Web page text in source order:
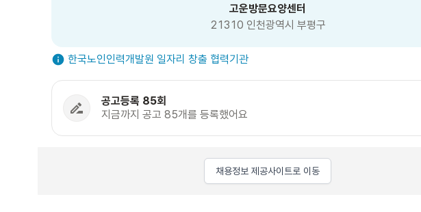
고운방문요양센터
21310 인천광역시 부평구
한국노인인력개발원 일자리 창출 협력기관
공고등록 85회
지금까지 공고 85개를 등록했어요
채용정보 제공사이트로 이동